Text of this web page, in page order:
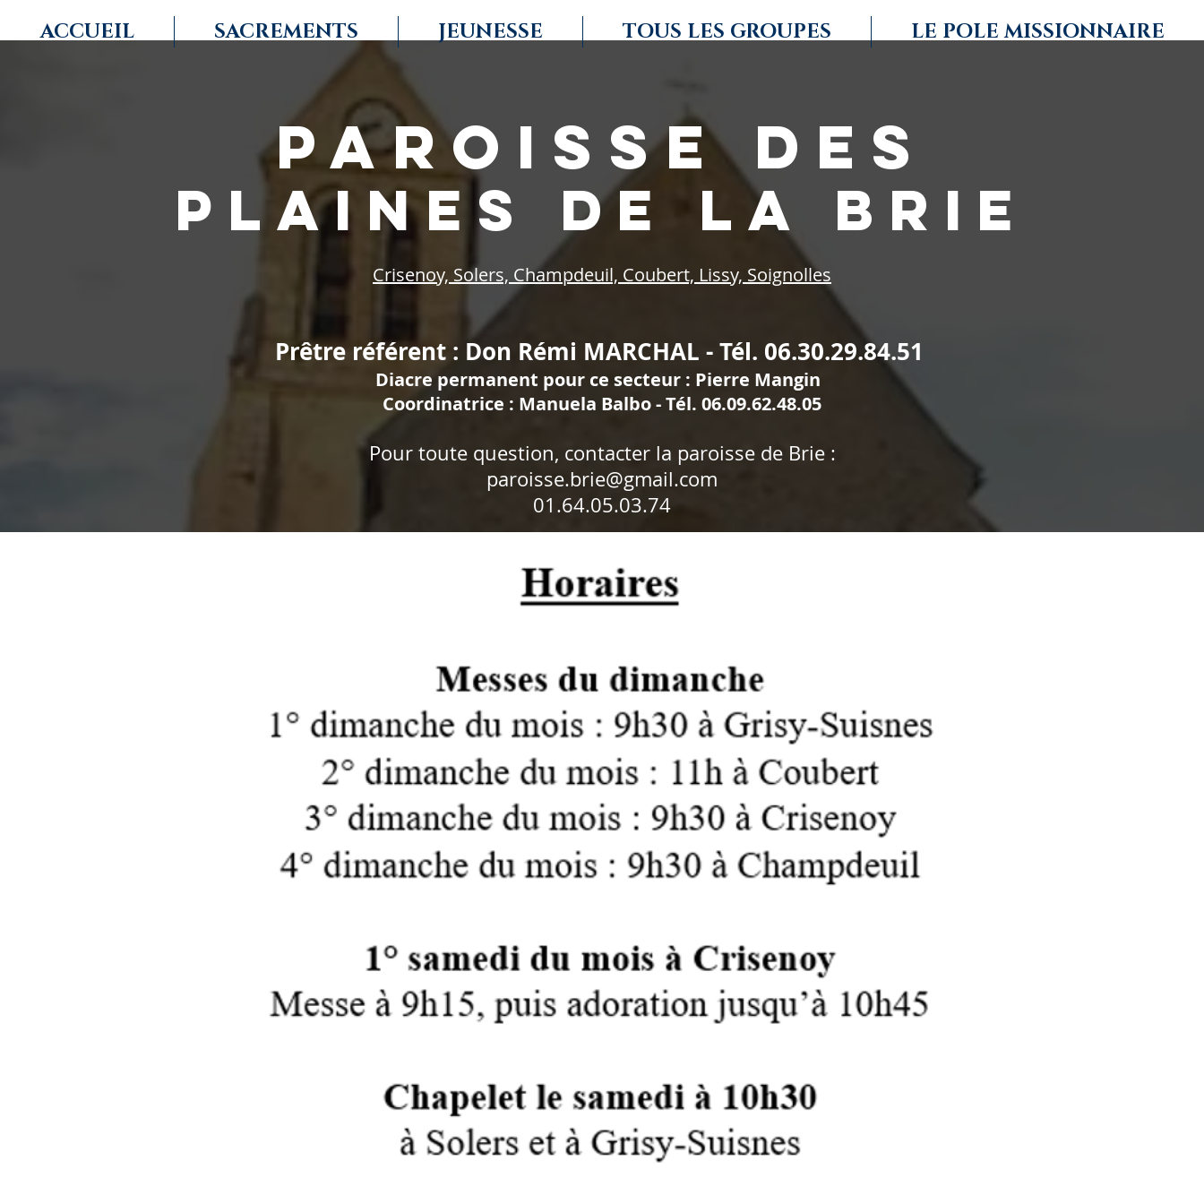
ACCUEIL SACREMENTS JEUNESSE TOUS LES GROUPES LE POLE MISSIONNAIRE
paroisse deS
PLAINES DE LA BRIE
Crisenoy, Solers, Champdeuil, Coubert, Lissy, Soignolles
Prêtre référent : Don Rémi MARCHAL - Tél. 06.30.29.84.51
Diacre permanent pour ce secteur : Pierre Mangin
Coordinatrice : Manuela Balbo - Tél. 06.09.62.48.05
Pour toute question, contacter la paroisse de Brie :
paroisse.brie@gmail.com
01.64.05.03.74